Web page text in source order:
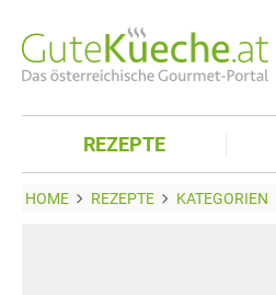
REZEPTE
HOME REZEPTE KATEGORIEN